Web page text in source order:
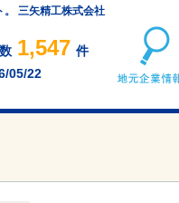
。 三矢精工株式会社
1,547 件
05/22